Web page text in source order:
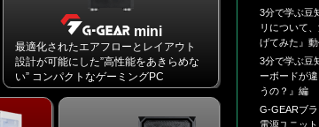
mini
最適化されたエアフローとレイアウト
設計が可能にした”高性能をあきらめな
い” コンパクトなゲーミングPC
3分で学ぶ豆
リについて
げてみた』
3分で学ぶ豆
ーボードが
うの？』編
G-GEARブラ
電源ユニッ